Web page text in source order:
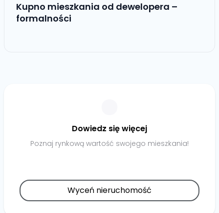
Kupno mieszkania od dewelopera –
formalności
Dowiedz się więcej
Poznaj rynkową wartość swojego mieszkania!
Wyceń nieruchomość